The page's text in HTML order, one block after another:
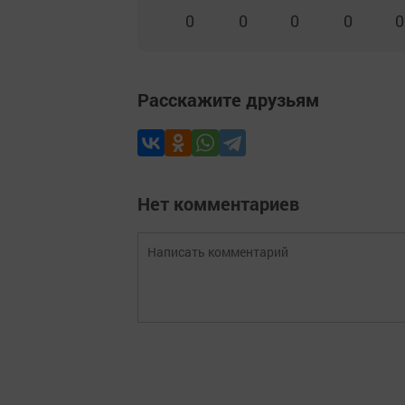
0 0 0 0 0
Расскажите друзьям
Нет комментариев